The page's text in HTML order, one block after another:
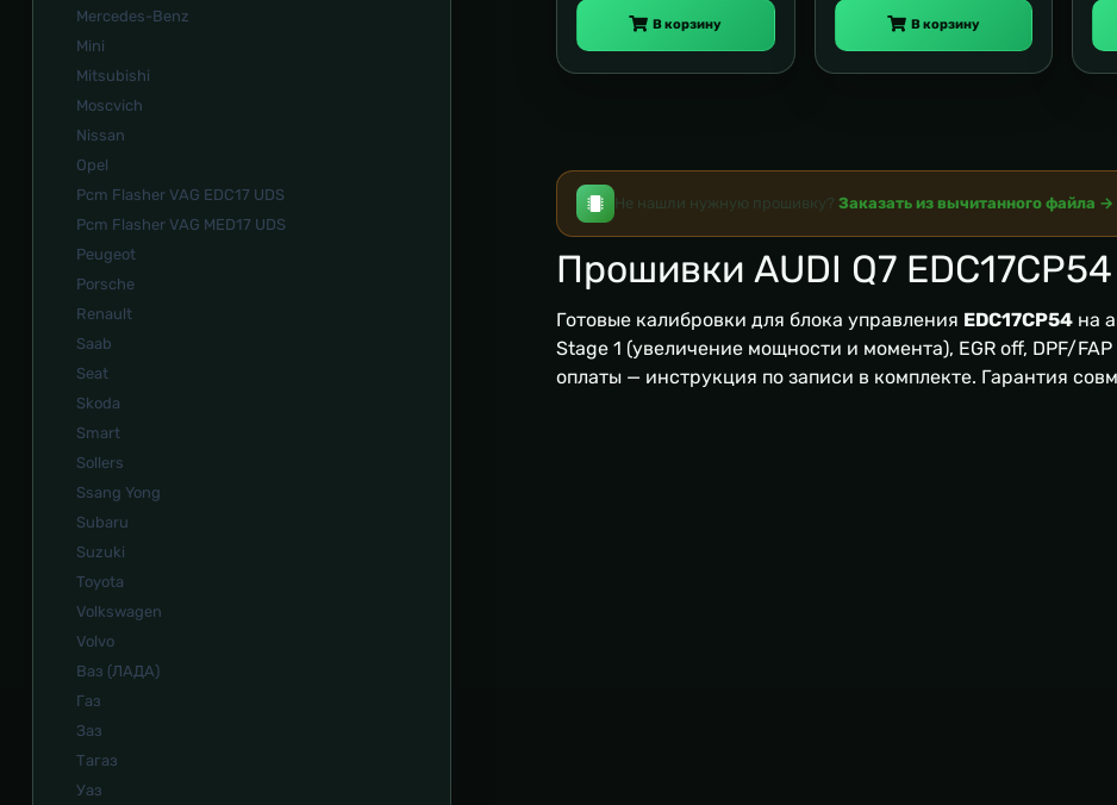
Mercedes-Benz
Mini
Mitsubishi
Moscvich
Nissan
Opel
Pcm Flasher VAG EDC17 UDS
Pcm Flasher VAG MED17 UDS
Peugeot
Porsche
Renault
Saab
Seat
Skoda
Smart
Sollers
Ssang Yong
Subaru
Suzuki
Toyota
Volkswagen
Volvo
Ваз (ЛАДА)
Газ
Заз
Тагаз
Уаз
В корзину В корзину
Не нашли нужную прошивку? Заказать из вычитанного файла →
Прошивки AUDI Q7 EDC17CP54
Готовые калибровки для блока управления EDC17CP54 на
Stage 1 (увеличение мощности и момента), EGR off, DPF/
оплаты — инструкция по записи в комплекте. Гарантия